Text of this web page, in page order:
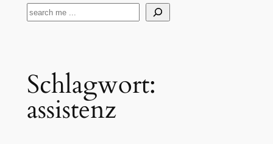
Suchen
Schlagwort:
assistenz